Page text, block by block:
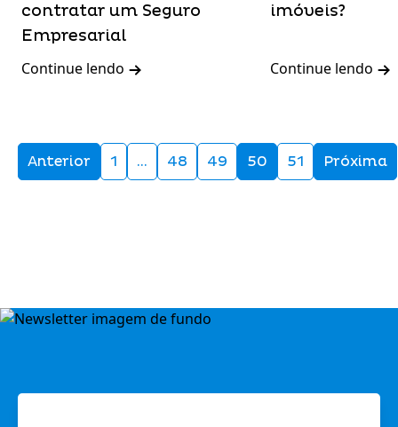
contratar um Seguro
Empresarial
Continue lendo
imóveis?
Continue lendo
Anterior 1 … 48 49 50 51 Próxima